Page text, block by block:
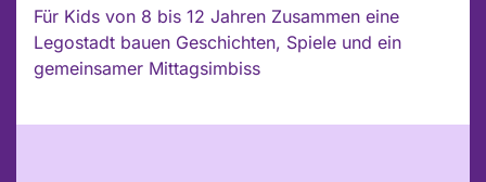
Für Kids von 8 bis 12 Jahren Zusammen eine
Legostadt bauen Geschichten, Spiele und ein
gemeinsamer Mittagsimbiss